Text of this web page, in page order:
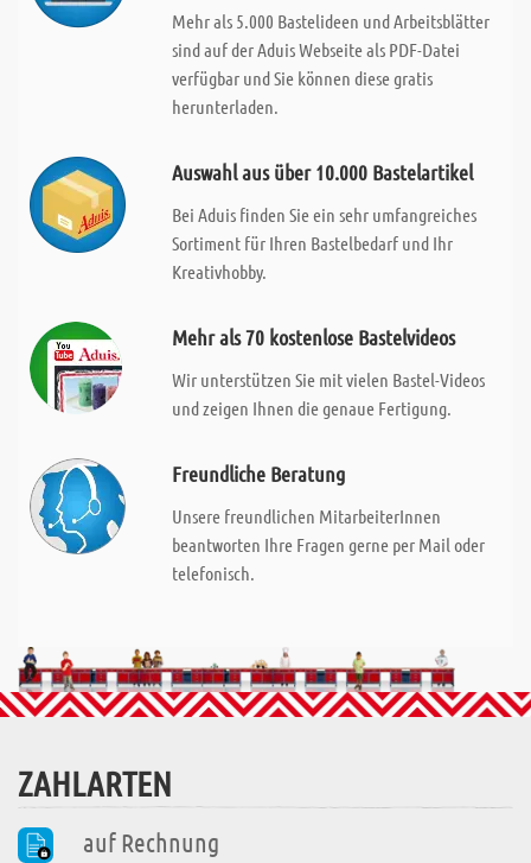
Mehr als 5.000 Bastelideen und Arbeitsblätter
sind auf der Aduis Webseite als PDF-Datei
verfügbar und Sie können diese gratis
herunterladen.
Auswahl aus über 10.000 Bastelartikel
Bei Aduis finden Sie ein sehr umfangreiches
Sortiment für Ihren Bastelbedarf und Ihr
Kreativhobby.
Mehr als 70 kostenlose Bastelvideos
Wir unterstützen Sie mit vielen Bastel-Videos
und zeigen Ihnen die genaue Fertigung.
Freundliche Beratung
Unsere freundlichen MitarbeiterInnen
beantworten Ihre Fragen gerne per Mail oder
telefonisch.
ZAHLARTEN
auf Rechnung